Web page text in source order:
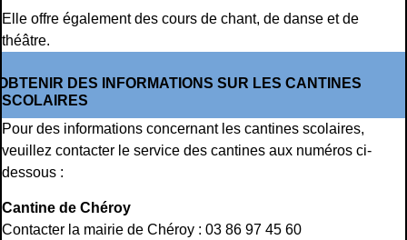
Elle offre également des cours de chant, de danse et de
théâtre.
DES INFORMATIONS SUR LES CANTINES
SCOLAIRES
Pour des informations concernant les cantines scolaires,
veuillez contacter le service des cantines aux numéros ci-
dessous :
Cantine de Chéroy
Contacter la mairie de Chéroy : 03 86 97 45 60